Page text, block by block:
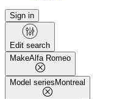
Sign in
Edit search
MakeAlfa Romeo
Model series Montreal